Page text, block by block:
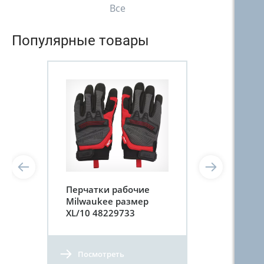
Все
Популярные товары
Перчатки рабочие
Milwaukee размер
XL/10 48229733
Посмотреть